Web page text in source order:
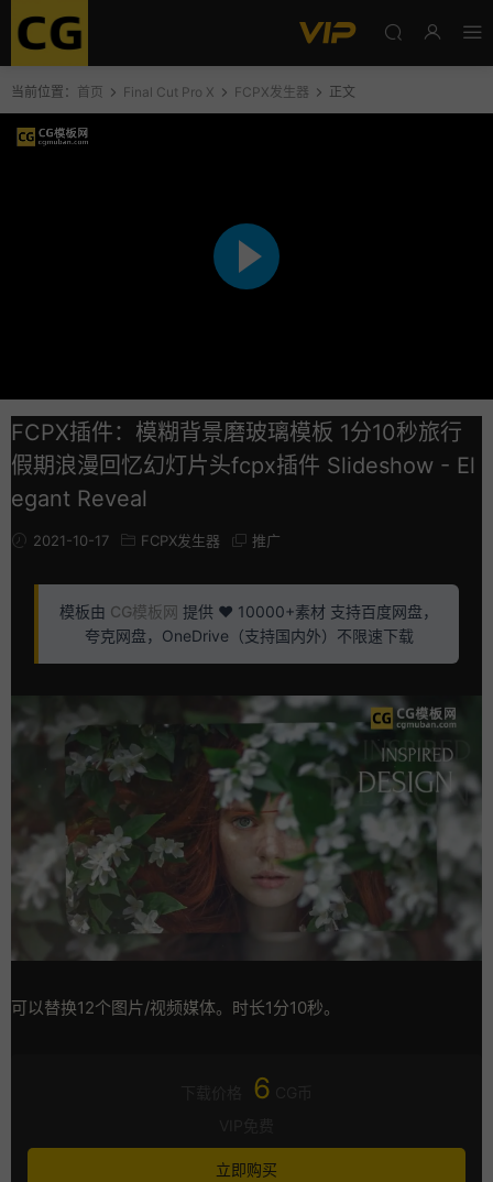
当前位置： 首页 Final Cut Pro X FCPX发生器 正文
FCPX插件：模糊背景磨玻璃模板 1分10秒旅行
假期浪漫回忆幻灯片头fcpx插件 Slideshow - El
egant Reveal
2021-10-17 FCPX发生器 推广
模板由 CG模板网 提供 ❤️ 10000+素材 支持百度网盘，
夸克网盘，OneDrive（支持国内外）不限速下载
可以替换12个图片/视频媒体。时长1分10秒。
6
立即购买